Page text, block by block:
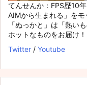
てんせんか：FPS歴10
AIMから生まれる」をモ
「ぬっかと」は「熱い
ホットなものをお届け
Twitter / Youtube